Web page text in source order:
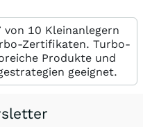
10 Kleinanlegern
Zertifikaten. Turbo-
Produkte und
geeignet.